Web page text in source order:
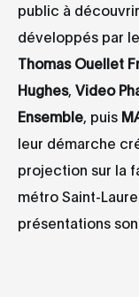
public à
développés par
Thomas Ouellet
Hughes, Video
Ensemble , puis
leur démarche
projection sur la
métro Saint-
présentations